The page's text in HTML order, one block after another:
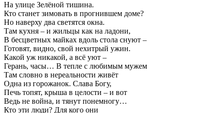
На улице Зелёной тишина.
Кто станет зимовать в прогнившем доме?
Но наверху два светятся окна.
Там кухня – и жильцы как на ладони,
В бесцветных майках вдоль стола снуют –
Готовят, видно, свой нехитрый ужин.
Какой уж никакой, а всё уют –
Герань, часы… В тепле с любимым мужем
Там словно в нереальности живёт
Одна из горожанок. Слава Богу,
Печь топят, крыша в целости – и вот
Ведь не война, и тянут понемногу…
Кто эти люди? Для кого они